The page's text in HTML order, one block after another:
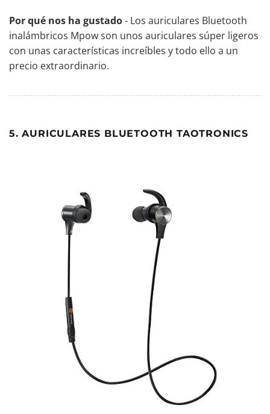
Por qué nos ha gustado- Los auriculares Bluetooth
inalámbricos Mpow son unos auriculares súper ligeros
con unas características increíbles y todo ello a un
precio extraordinario.
5. AURICULARES BLUETOOTH TAOTRONICS